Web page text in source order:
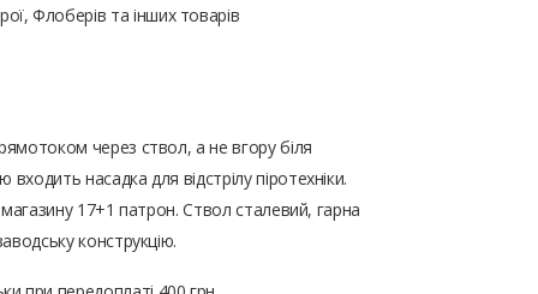
Флоберів та інших товарів
через ствол, а не вгору біля
насадка для відстрілу піротехніки.
магазину 17+1 патрон. Ствол сталевий, гарна
конструкцію.